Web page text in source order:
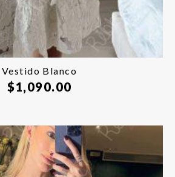
Vestido Blanco
$1,090.00